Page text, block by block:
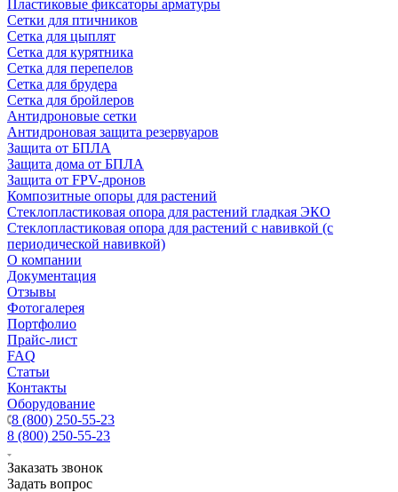
Пластиковые фиксаторы арматуры
Сетки для птичников
Сетка для цыплят
Сетка для курятника
Сетка для перепелов
Сетка для брудера
Сетка для бройлеров
Антидроновые сетки
Антидроновая защита резервуаров
Защита от БПЛА
Защита дома от БПЛА
Защита от FPV-дронов
Композитные опоры для растений
Стеклопластиковая опора для растений гладкая ЭКО
Стеклопластиковая опора для растений с навивкой (с
периодической навивкой)
О компании
Документация
Отзывы
Фотогалерея
Портфолио
Прайс-лист
FAQ
Статьи
Контакты
Оборудование
8 (800) 250-55-23
8 (800) 250-55-23
Заказать звонок
Задать вопрос